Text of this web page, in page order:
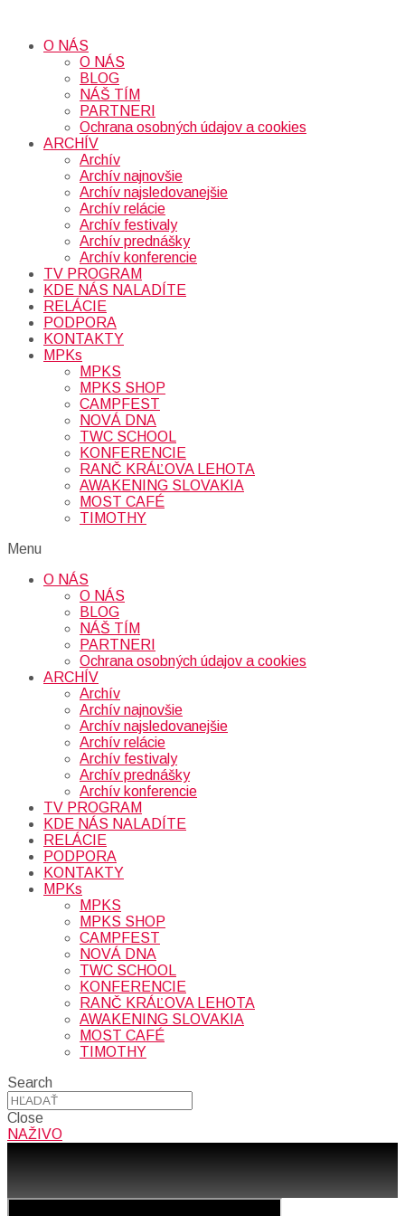
O NÁS
O NÁS
BLOG
NÁŠ TÍM
PARTNERI
Ochrana osobných údajov a cookies
ARCHÍV
Archív
Archív najnovšie
Archív najsledovanejšie
Archív relácie
Archív festivaly
Archív prednášky
Archív konferencie
TV PROGRAM
KDE NÁS NALADÍTE
RELÁCIE
PODPORA
KONTAKTY
MPKs
MPKS
MPKS SHOP
CAMPFEST
NOVÁ DNA
TWC SCHOOL
KONFERENCIE
RANČ KRÁĽOVA LEHOTA
AWAKENING SLOVAKIA
MOST CAFÉ
TIMOTHY
Menu
O NÁS
O NÁS
BLOG
NÁŠ TÍM
PARTNERI
Ochrana osobných údajov a cookies
ARCHÍV
Archív
Archív najnovšie
Archív najsledovanejšie
Archív relácie
Archív festivaly
Archív prednášky
Archív konferencie
TV PROGRAM
KDE NÁS NALADÍTE
RELÁCIE
PODPORA
KONTAKTY
MPKs
MPKS
MPKS SHOP
CAMPFEST
NOVÁ DNA
TWC SCHOOL
KONFERENCIE
RANČ KRÁĽOVA LEHOTA
AWAKENING SLOVAKIA
MOST CAFÉ
TIMOTHY
Search
Close
NAŽIVO